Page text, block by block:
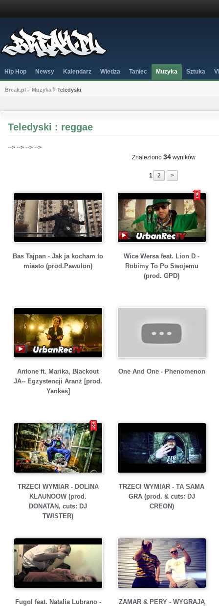
Hip Hop Newsy Kalendarz Wiedza Taniec Muzyka Sztuka
Break.pl Muzyka Teledyski
Teledyski : reggae
--> --> --> -->
Znaleziono 34 wyników
1 2 >
Bas Tajpan - Jak ja kocham to
miasto (prod.Pawulon)
Wice Wersa feat. Lion D -
Robimy To Po Swojemu
(prod. GPD)
Antone ft. Marika, Blackout
JA-- Egzystencji Aranż [prod.
Yankes]
One And One - Phenomenon
TRZECI WYMIAR - DOLINA
KLAUNOOW (prod.
DONATAN, cuts: DJ
TWISTER)
TRZECI WYMIAR - TA SAMA
GRA (prod. & cuts: DJ
CREON)
Fugol feat. Natalia Lubrano -
ZAMAR & PERY - WYGRAJĄ